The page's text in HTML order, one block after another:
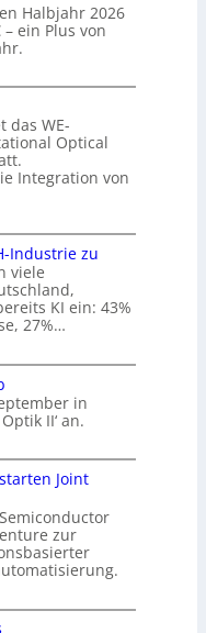
Halbjahr 2026
ein Plus von
das WE-
Optical
Integration von
Industrie zu
viele
KI ein: 43%
27%…
in
II‘ an.
Joint
zur